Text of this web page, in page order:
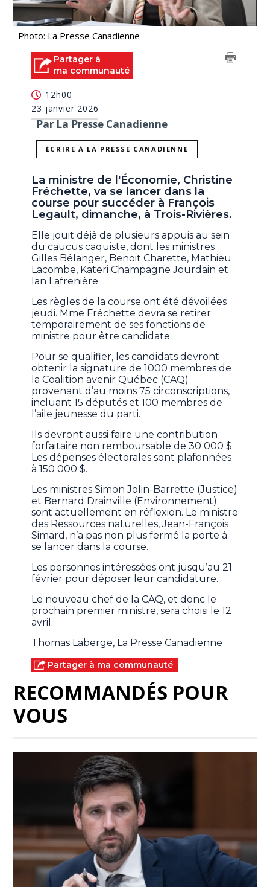
Photo: La Presse Canadienne
Partager à
ma communauté
12h00
23 janvier 2026
Par La Presse Canadienne
ÉCRIRE À LA PRESSE CANADIENNE
La ministre de l'Économie, Christine
Fréchette, va se lancer dans la
course pour succéder à François
Legault, dimanche, à Trois-Rivières.
Elle jouit déjà de plusieurs appuis au sein
du caucus caquiste, dont les ministres
Gilles Bélanger, Benoit Charette, Mathieu
Lacombe, Kateri Champagne Jourdain et
Ian Lafrenière.
Les règles de la course ont été dévoilées
jeudi. Mme Fréchette devra se retirer
temporairement de ses fonctions de
ministre pour être candidate.
Pour se qualifier, les candidats devront
obtenir la signature de 1000 membres de
la Coalition avenir Québec (CAQ)
provenant d’au moins 75 circonscriptions,
incluant 15 députés et 100 membres de
l’aile jeunesse du parti.
Ils devront aussi faire une contribution
forfaitaire non remboursable de 30 000 $.
Les dépenses électorales sont plafonnées
à 150 000 $.
Les ministres Simon Jolin-Barrette (Justice)
et Bernard Drainville (Environnement)
sont actuellement en réflexion. Le ministre
des Ressources naturelles, Jean-François
Simard, n’a pas non plus fermé la porte à
se lancer dans la course.
Les personnes intéressées ont jusqu’au 21
février pour déposer leur candidature.
Le nouveau chef de la CAQ, et donc le
prochain premier ministre, sera choisi le 12
avril.
Thomas Laberge, La Presse Canadienne
Partager à ma communauté
RECOMMANDÉS POUR
VOUS